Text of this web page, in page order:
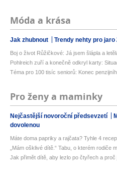
Móda a krása
Jak zhubnout Trendy nehty pro jaro
Boj o život Růžičkové: Já jsem šlápla a
Pohlreich zuří a konečně odkryl karty:
Téma pro 100 tisíc seniorů: Konec
Pro ženy a maminky
Nejčastější novoroční předsevzetí
dovolenou
Máte doma papriky a rajčata? Tyhle 4
„Mám ošklivé dítě.“ Tabu, o kterém rodiče
Jak přimět dítě, aby lezlo po čtyřech a proč